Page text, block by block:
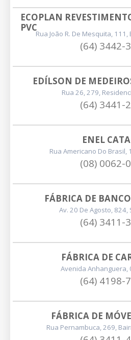
ECOPLAN
PVC
Rua João R. De Mesquita,
(64) 3442-
EDÍLSON DE
Rua 26, 279,
(64) 3441-
ENEL
Rua Americano Do Brasil,
(08) 0062-
FÁBRICA DE
Av. 20 De Agosto, 824,
(64) 3411-
FÁBRICA DE
Avenida Anhanguera,
(64) 4198-
FÁBRICA DE
Rua Pernambuca, 269,